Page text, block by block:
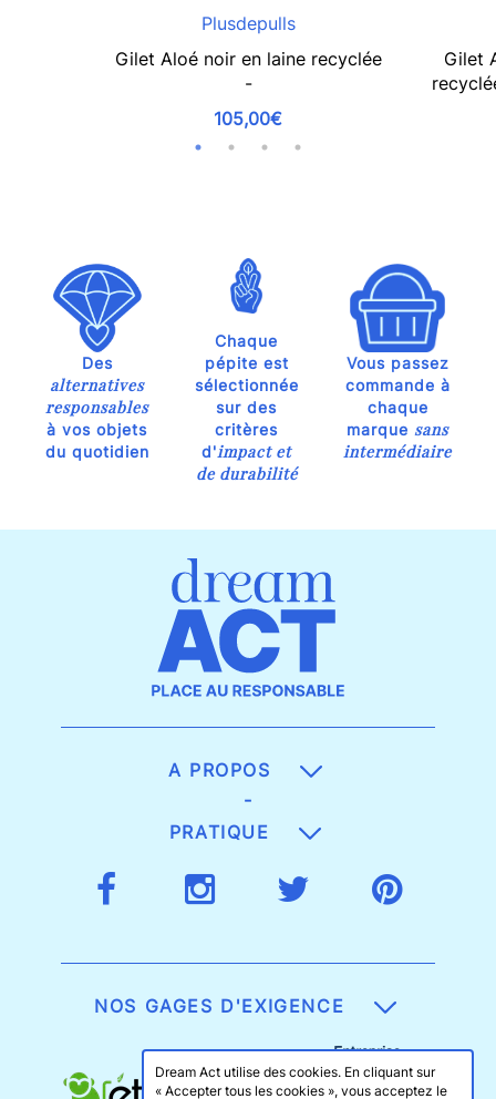
Plusdepulls
Gilet Aloé noir en laine recyclée
-
105,00€
Gilet
Des
alternatives
responsables
à vos objets
du quotidien
Chaque
pépite est
sélectionnée
sur des
critères
d'impact et
de durabilité
Vous passez
commande à
chaque
marque sans
intermédiaire
A PROPOS
-
PRATIQUE
NOS GAGES D'EXIGENCE
Dream Act utilise des cookies. En cliquant sur
« Accepter tous les cookies », vous acceptez le